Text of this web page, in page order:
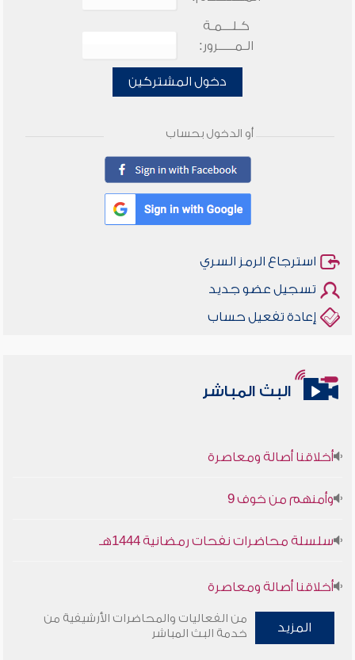
كـلـــمـة
الـمـــــرور:
دخول المشتركين
أو الدخول بحساب
استرجاع الرمز السري
تسجيل عضو جديد
إعادة تفعيل حساب
البث المباشر
أخلاقنا أصالة ومعاصرة
وأمنهم من خوف 9
سلسلة محاضرات نفحات رمضانية 1444هـ
أخلاقنا أصالة ومعاصرة
وأمنهم من خوف 9
المزيد
من الفعاليات والمحاضرات الأرشيفية من
خدمة البث المباشر